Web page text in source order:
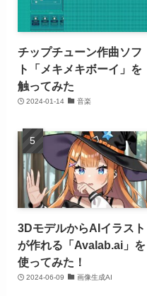
チップチューン作曲ソフ
ト「メキメキボーイ」を
触ってみた
2024-01-14 音楽
3DモデルからAIイラスト
が作れる「Avalab.ai」を
使ってみた！
2024-06-09 画像生成AI